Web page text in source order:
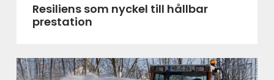
Resiliens som nyckel till hållbar
prestation